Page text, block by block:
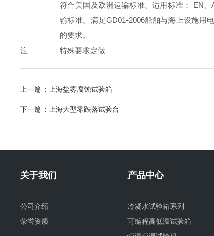
符合美国及欧洲运输标准。适用标准： EN
输标准。满足GD01-2006船舶与海上设施用
的要求。
注
特殊要求定做
上一篇： 上海盐雾腐蚀试验箱
下一篇： 上海大型零跌落试验台
关于我们
公司介绍
荣誉资质
产品中心
冷凝水试验箱系列
可编程高低温试验箱